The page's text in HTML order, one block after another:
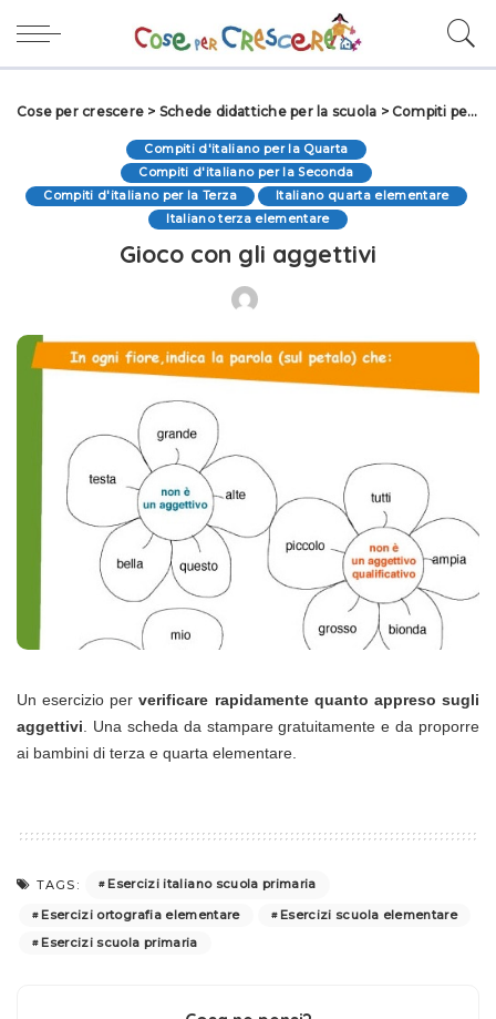
Cose per crescere > Schede didattiche per la scuola >Compiti per le vacanze
Compiti d'italiano per la Quarta
Compiti d'italiano per la Seconda
Compiti d'italiano per la Terza
Italiano quarta elementare
Italiano terza elementare
Gioco con gli aggettivi
Un esercizio perverificare rapidamente quanto appreso sugli
aggettivi . Una scheda da stampare gratuitamente e da proporre
ai bambini di terza e quarta elementare.
TAGS:
Esercizi italiano scuola primaria
Esercizi ortografia elementare
Esercizi scuola elementare
Esercizi scuola primaria